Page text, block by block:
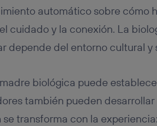
automático sobre cómo
cuidado y la conexión. La
depende del entorno cultural y
biológica puede
también pueden desarrollar
transforma con la experiencia: